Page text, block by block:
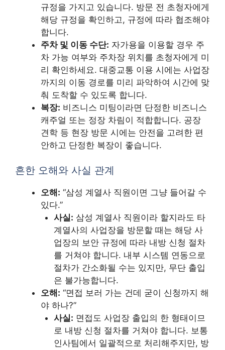
규정을 가지고 있습니다. 방문 전 초청자에게
해당 규정을 확인하고, 규정에 따라 협조해야
합니다.
주차 및 이동 수단: 자가용을 이용할 경우 주
차 가능 여부와 주차장 위치를 초청자에게 미
리 확인하세요. 대중교통 이용 시에는 사업장
까지의 이동 경로를 미리 파악하여 시간에 맞
춰 도착할 수 있도록 합니다.
복장: 비즈니스 미팅이라면 단정한 비즈니스
캐주얼 또는 정장 차림이 적합합니다. 공장
견학 등 현장 방문 시에는 안전을 고려한 편
안하고 단정한 복장이 좋습니다.
흔한 오해와 사실 관계
오해: “삼성 계열사 직원이면 그냥 들어갈 수
있다.”
사실: 삼성 계열사 직원이라 할지라도 타
계열사의 사업장을 방문할 때는 해당 사
업장의 보안 규정에 따라 내방 신청 절차
를 거쳐야 합니다. 내부 시스템 연동으로
절차가 간소화될 수는 있지만, 무단 출입
은 불가능합니다.
오해: “면접 보러 가는 건데 굳이 신청까지 해
야 하나?”
사실: 면접도 사업장 출입의 한 형태이므
로 내방 신청 절차를 거쳐야 합니다. 보통
인사팀에서 일괄적으로 처리해주지만, 방